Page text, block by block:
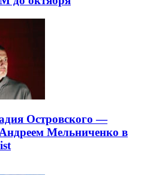
Островского —
Мельниченко в